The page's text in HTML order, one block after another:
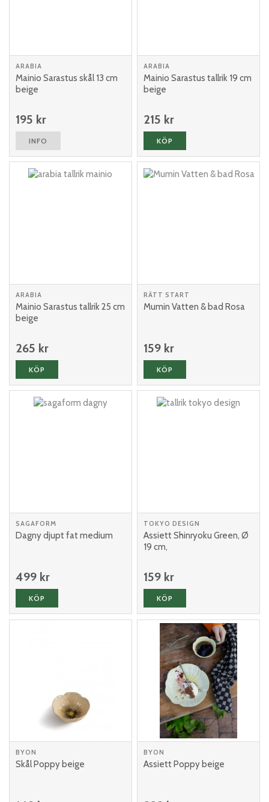
ARABIA
Mainio Sarastus skål 13 cm
beige
195 kr
INFO
ARABIA
Mainio Sarastus tallrik 19 cm
beige
215 kr
KÖP
ARABIA
Mainio Sarastus tallrik 25 cm
beige
265 kr
KÖP
RÄTT START
Mumin Vatten & bad Rosa
159 kr
KÖP
SAGAFORM
Dagny djupt fat medium
499 kr
KÖP
TOKYO DESIGN
Assiett Shinryoku Green, Ø
19 cm,
159 kr
KÖP
BYON
Skål Poppy beige
BYON
Assiett Poppy beige